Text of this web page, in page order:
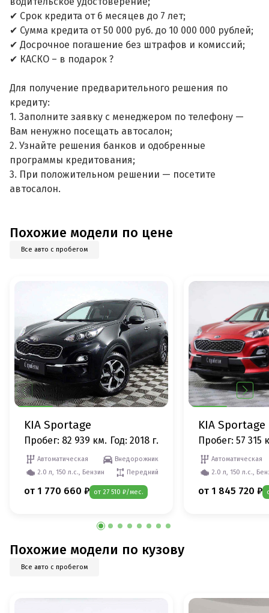
✔ Срок кредита от 6 месяцев до 7 лет;
✔ Сумма кредита от 50 000 руб. до 10 000 000 рублей;
✔ Досрочное погашение без штрафов и комиссий;
✔ КАСКО – в подарок ?
Для получение предварительного решения по
кредиту:
1. Заполните заявку с менеджером по телефону —
Вам ненужно посещать автосалон;
2. Узнайте решения банков и одобренные
программы кредитования;
3. При положительном решении — посетите
автосалон.
Похожие модели по цене
Все авто с пробегом
KIA Sportage
Пробег: 82 939 км. Год: 2018 г.
Автоматическая
Внедорожник
2.0 л, 150 л.с., Бензин
Передний
от 1 770 660 ₽ от 27 510 ₽/мес.
KIA Sportage
Пробег: 57 315
Автоматическая
2.0 л, 150 л.с.,
от 1 845 720 ₽
Похожие модели по кузову
Все авто с пробегом